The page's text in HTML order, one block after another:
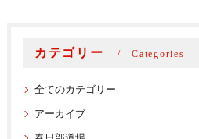
カテゴリー Categories
全てのカテゴリー
アーカイブ